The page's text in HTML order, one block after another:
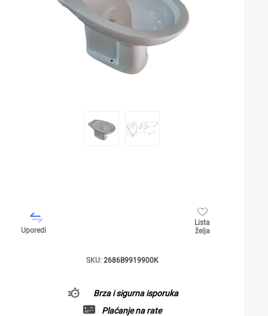
Uporedi
Lista
želja
SKU: 2686B9919900K
Brza i sigurna isporuka
Plaćanje na rate